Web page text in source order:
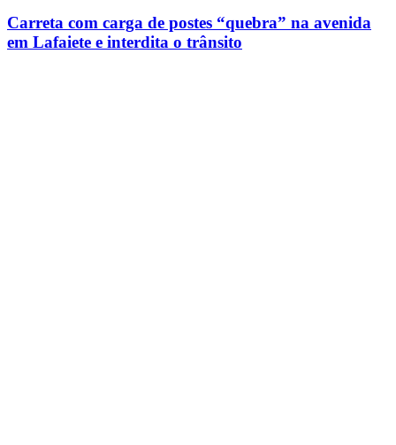
Carreta com carga de postes “quebra” na avenida
em Lafaiete e interdita o trânsito